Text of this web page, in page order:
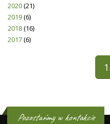
2020(21)
2019(6)
2018(16)
2017(6)
1
Pozostańmy w kontakcie